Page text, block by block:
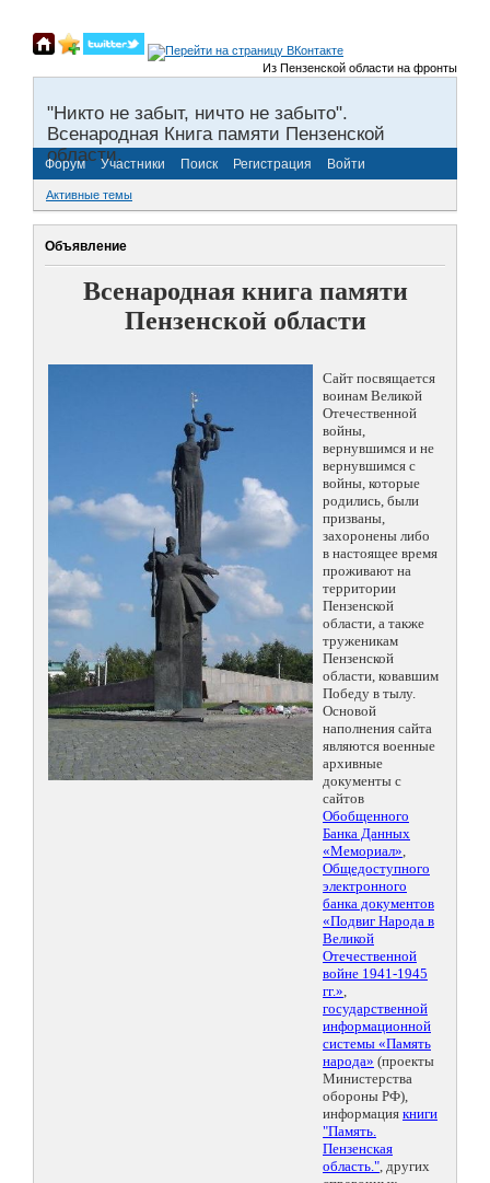
Из Пензенской области на фронты
"Никто не забыт, ничто не забыто".
Всенародная Книга памяти Пензенской
области.
Форум Участники Поиск Регистрация Войти
Активные темы
Объявление
Всенародная книга памяти
Пензенской области
Сайт посвящается
воинам Великой
Отечественной
войны,
вернувшимся и не
вернувшимся с
войны, которые
родились, были
призваны,
захоронены либо
в настоящее время
проживают на
территории
Пензенской
области, а также
труженикам
Пензенской
области, ковавшим
Победу в тылу.
Основой
наполнения сайта
являются военные
архивные
документы с
сайтов
Обобщенного
Банка Данных
«Мемориал»,
Общедоступного
электронного
банка документов
«Подвиг Народа в
Великой
Отечественной
войне 1941-1945
гг.»,
государственной
информационной
системы «Память
народа» (проекты
Министерства
обороны РФ),
информация книги
"Память.
Пензенская
область.", других